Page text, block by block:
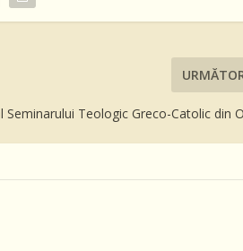
Seminarului Teologic Greco-Catolic din